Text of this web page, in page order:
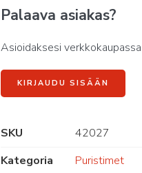
Palaava asiakas?
Asioidaksesi
KIRJAUDU SISÄÄN
SKU
42027
Kategoria
Puristimet